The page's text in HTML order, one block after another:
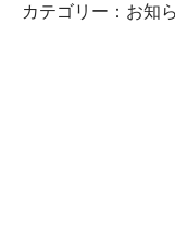
カテゴリー： お知